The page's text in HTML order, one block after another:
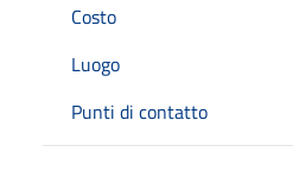
Costo
Luogo
Punti di contatto